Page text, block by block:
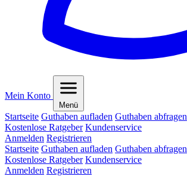
Mein Konto
Menü
Startseite Guthaben aufladen Guthaben abfragen
Kostenlose Ratgeber Kundenservice
Anmelden Registrieren
Startseite Guthaben aufladen Guthaben abfragen
Kostenlose Ratgeber Kundenservice
Anmelden Registrieren